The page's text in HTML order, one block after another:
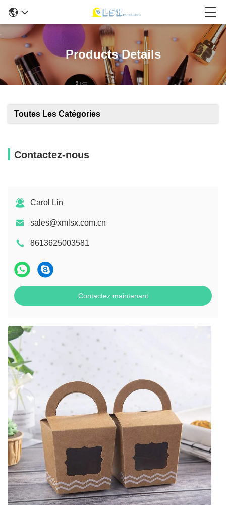
Products Details
Toutes Les Catégories
Contactez-nous
Carol Lin
sales@xmlsx.com.cn
8613625003581
Contactez maintenant